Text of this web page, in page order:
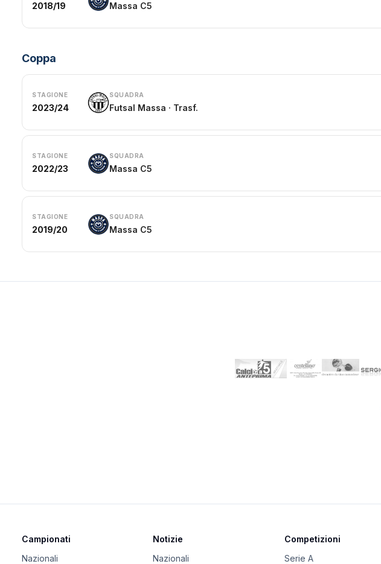
2018/19 Massa C5
Coppa
STAGIONE
2023/24
SQUADRA
Futsal Massa · Trasf.
STAGIONE
2022/23
SQUADRA
Massa C5
STAGIONE
2019/20
SQUADRA
Massa C5
Campionati
Nazionali
Notizie
Nazionali
Competizioni
Serie A